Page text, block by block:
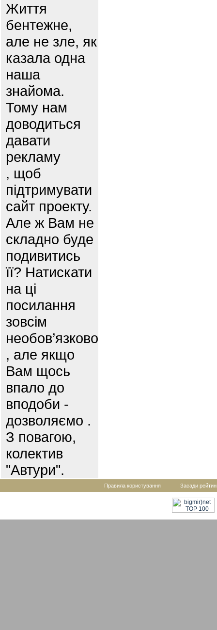
Життя
бентежне,
але не зле, як
казала одна
наша
знайома.
Тому нам
доводиться
давати
рекламу
, щоб
підтримувати
сайт проекту.
Але ж Вам не
складно буде
подивитись
її? Натискати
на ці
посилання
зовсім
необов’язково
, але якщо
Вам щось
впало до
вподоби -
дозволяємо .
З повагою,
колектив
"Автури".
Правила користування Засади